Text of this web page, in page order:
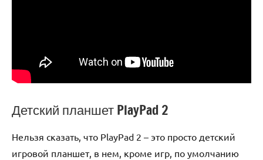
Детский планшет PlayPad 2
Нельзя сказать, что PlayPad 2 – это просто детский
игровой планшет, в нем, кроме игр, по умолчанию